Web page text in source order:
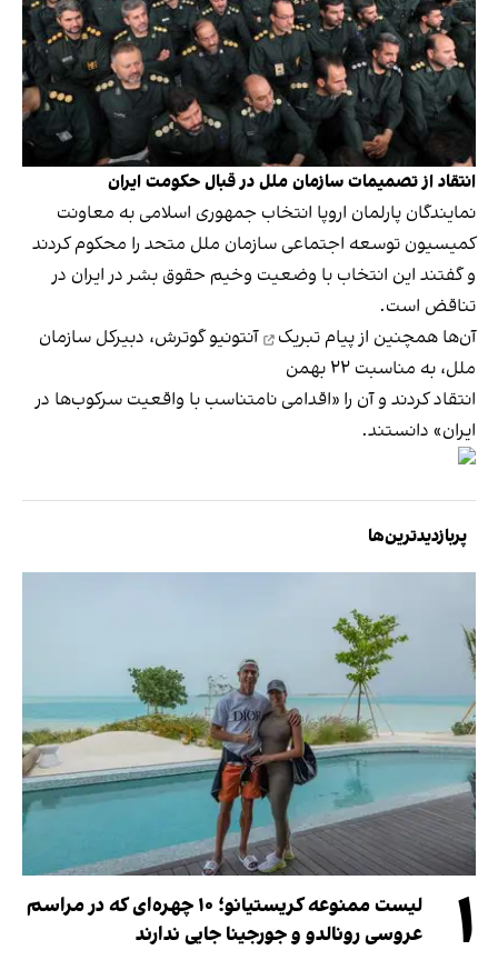
انتقاد از تصمیمات سازمان ملل در قبال حکومت ایران
نمایندگان پارلمان اروپا انتخاب جمهوری اسلامی به معاونت
کمیسیون توسعه اجتماعی سازمان ملل متحد را محکوم کردند
و گفتند این انتخاب با وضعیت وخیم حقوق بشر در ایران در
تناقض است.
آن‌ها همچنین ازپیام تبریک
آنتونیو گوترش، دبیرکل سازمان
ملل، به مناسبت ۲۲ بهمن
انتقاد کردند و آن را «اقدامی نامتناسب با واقعیت سرکوب‌ها در
ایران» دانستند.
پربازدیدترین‌ها
۱
لیست ممنوعه کریستیانو؛ ۱۰ چهره‌ای که در مراسم
عروسی رونالدو و جورجینا جایی ندارند